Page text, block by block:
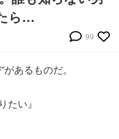
ら…
99
あるものだ。
たい』